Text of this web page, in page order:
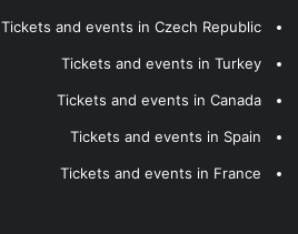
Tickets and events in Czech Republic
Tickets and events in Turkey
Tickets and events in Canada
Tickets and events in Spain
Tickets and events in France